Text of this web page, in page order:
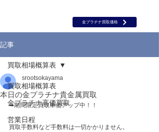
金プラチナ買取価格
記事
買取相場概算表
金プラチナ高価買取
営業日程
買取相場概算表
本日の金プラチナ貴金属買取
srootsokayama
➡期間限定買取単価アップ中！！
買取手数料など手数料は一切かかりません。